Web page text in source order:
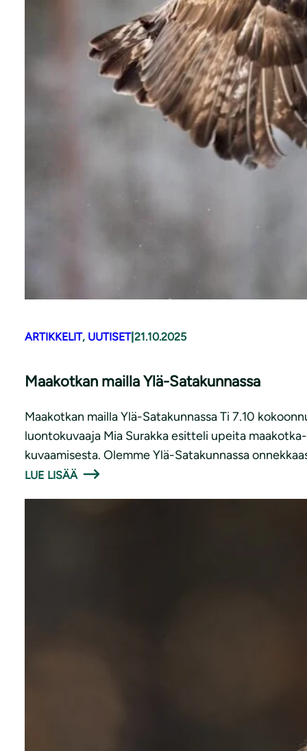
ARTIKKELIT, UUTISET| 21.10.2025
Maakotkan mailla Ylä-Satakunnassa
Maakotkan mailla Ylä-Satakunnassa Ti 7.10
luontokuvaaja Mia Surakka esitteli upeita
kuvaamisesta. Olemme Ylä-Satakunnassa
LUE LISÄÄ